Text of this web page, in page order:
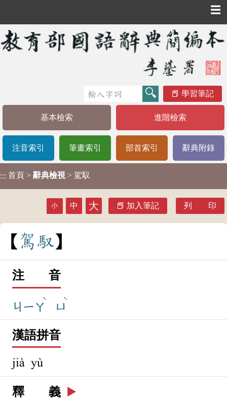
☰
學習筆記
基本檢索 進階檢索
注音索引 筆畫索引 部首索引 辭典附錄
::: 首頁 > 辭典檢視 > 駕馭
小 中 大 加入筆記 列 印
駕馭
注 音
ㄐㄧㄚ
ˋ
ㄩ
ˋ
漢語拼音
jià yù
釋 義 ▶️